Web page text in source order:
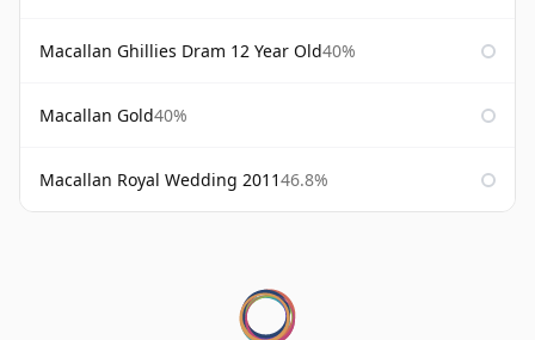
Macallan Ghillies Dram 12 Year Old40%
Macallan Gold40%
Macallan Royal Wedding 201146.8%